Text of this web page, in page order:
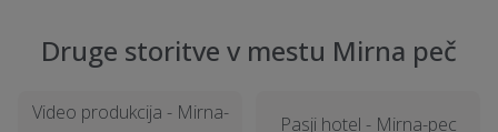
Druge storitve v mestu Mirna peč
Video produkcija - Mirna-
Pasji hotel - Mirna-pec